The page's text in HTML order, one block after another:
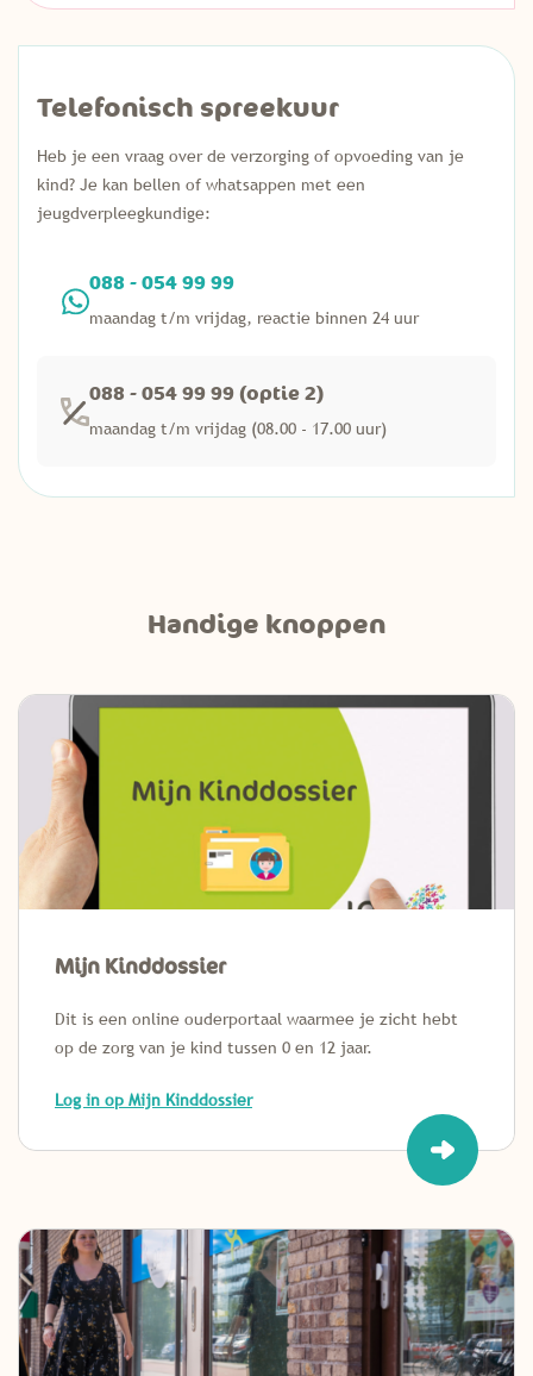
Telefonisch spreekuur
Heb je een vraag over de verzorging of opvoeding van je
kind? Je kan bellen of whatsappen met een
jeugdverpleegkundige:
088 - 054 99 99 (optie 2)
maandag t/m vrijdag (08.00 - 17.00 uur)
088 - 054 99 99
maandag t/m vrijdag, reactie binnen 24 uur
Handige knoppen
Mijn Kinddossier
Dit is een online ouderportaal waarmee je zicht hebt
op de zorg van je kind tussen 0 en 12 jaar.
Log in op Mijn Kinddossier